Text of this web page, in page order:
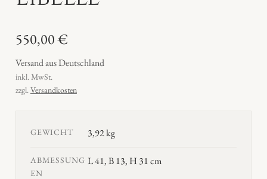
550,00€
Versand aus Deutschland
inkl. MwSt.
zzgl.Versandkosten
GEWICHT 3,92 kg
ABMESSUNG
EN
L 41, B 13, H 31 cm